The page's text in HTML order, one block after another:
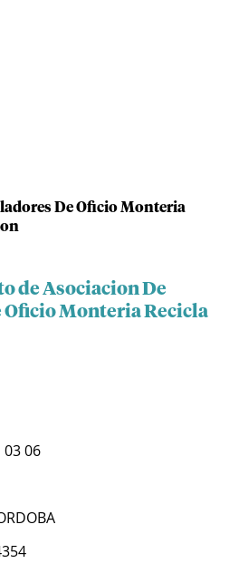
De Oficio Monteria
de Asociacion De
Oficio Monteria Recicla
03 06